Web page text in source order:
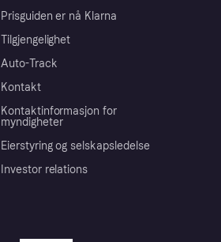
Prisguiden er nå Klarna
Tilgjengelighet
Auto-Track
Kontakt
Kontaktinformasjon for
myndigheter
Eierstyring og selskapsledelse
Investor relations